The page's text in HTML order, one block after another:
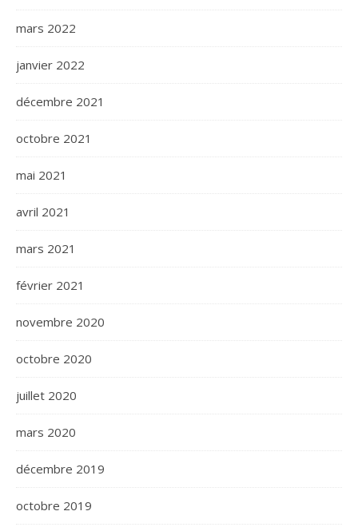
mars 2022
janvier 2022
décembre 2021
octobre 2021
mai 2021
avril 2021
mars 2021
février 2021
novembre 2020
octobre 2020
juillet 2020
mars 2020
décembre 2019
octobre 2019